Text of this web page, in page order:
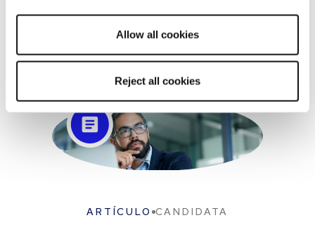
Allow all cookies
Reject all cookies
ARTÍCULO CANDIDATA